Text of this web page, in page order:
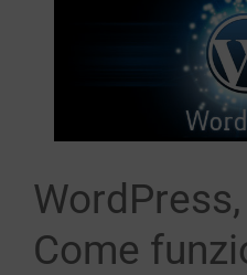
WordPress,
Come